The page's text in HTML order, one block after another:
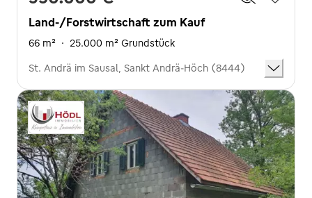
Land-/Forstwirtschaft zum Kauf
66 m² · 25.000 m² Grundstück
St. Andrä im Sausal, Sankt Andrä-Höch (8444)